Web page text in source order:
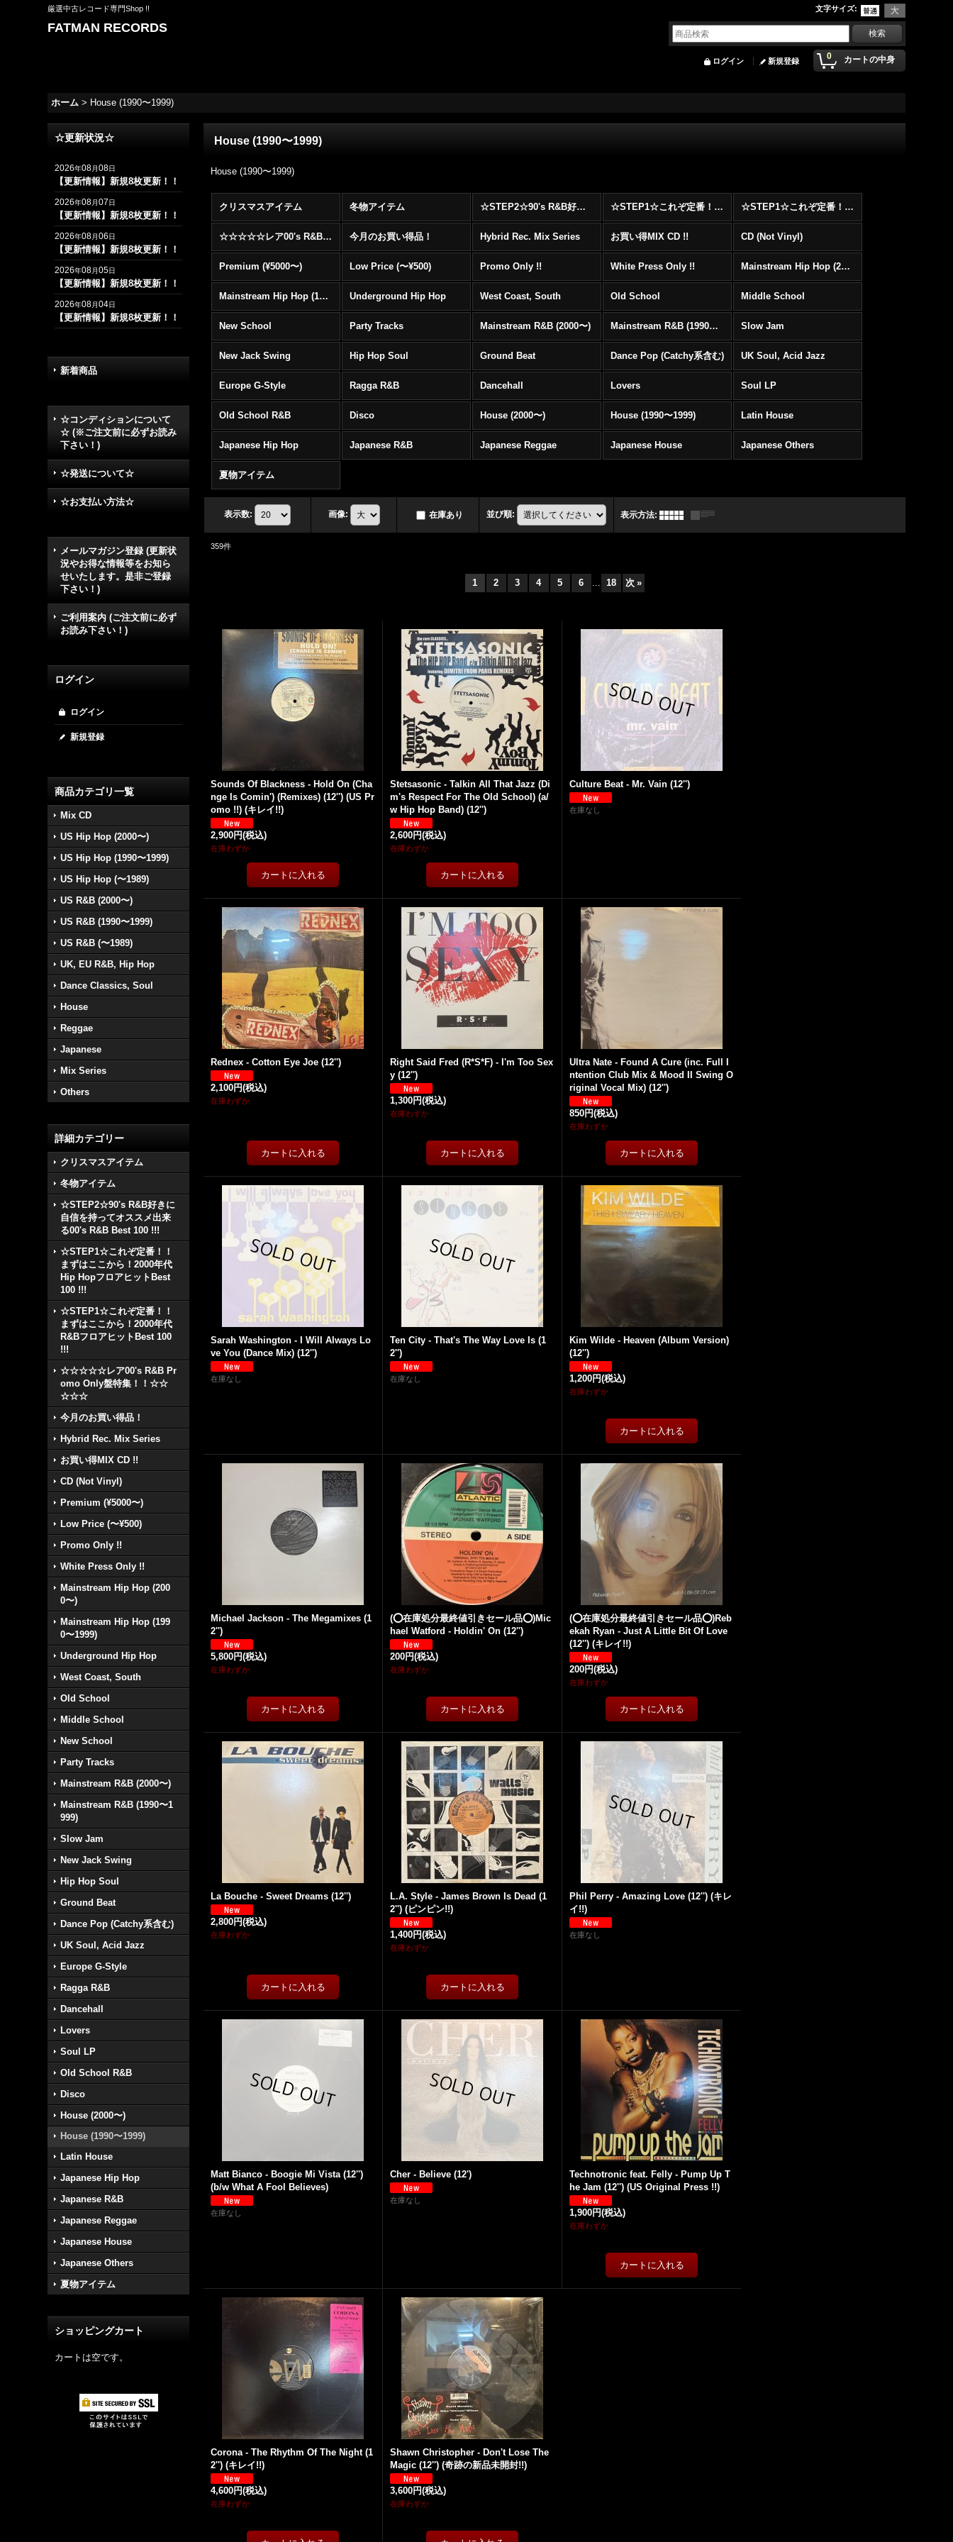
厳選中古レコード専門Shop !! 文字サイズ:
FATMAN RECORDS
0 カートの中身
ログイン 新規登録
ホーム > House (1990〜1999)
☆更新状況☆
2026年08月08日
【更新情報】新規8枚更新！！
2026年08月07日
【更新情報】新規8枚更新！！
2026年08月06日
【更新情報】新規8枚更新！！
2026年08月05日
【更新情報】新規8枚更新！！
2026年08月04日
【更新情報】新規8枚更新！！
新着商品
☆コンディションについて
☆ (※ご注文前に必ずお読み
下さい！)
☆発送について☆
☆お支払い方法☆
メールマガジン登録 (更新状
況やお得な情報等をお知ら
せいたします。是非ご登録
下さい！)
ご利用案内 (ご注文前に必ず
お読み下さい！)
ログイン
ログイン
新規登録
商品カテゴリ一覧
Mix CD
US Hip Hop (2000〜)
US Hip Hop (1990〜1999)
US Hip Hop (〜1989)
US R&B (2000〜)
US R&B (1990〜1999)
US R&B (〜1989)
UK, EU R&B, Hip Hop
Dance Classics, Soul
House
Reggae
Japanese
Mix Series
Others
詳細カテゴリー
クリスマスアイテム
冬物アイテム
☆STEP2☆90's R&B好きに
自信を持ってオススメ出来
る00's R&B Best 100 !!!
☆STEP1☆これぞ定番！！
まずはここから！2000年代
Hip HopフロアヒットBest
100 !!!
☆STEP1☆これぞ定番！！
まずはここから！2000年代
R&BフロアヒットBest 100
!!!
☆☆☆☆☆レア00's R&B Pr
omo Only盤特集！！☆☆
☆☆☆
今月のお買い得品！
Hybrid Rec. Mix Series
お買い得MIX CD !!
CD (Not Vinyl)
Premium (¥5000〜)
Low Price (〜¥500)
Promo Only !!
White Press Only !!
Mainstream Hip Hop (200
0〜)
Mainstream Hip Hop (199
0〜1999)
Underground Hip Hop
West Coast, South
Old School
Middle School
New School
Party Tracks
Mainstream R&B (2000〜)
Mainstream R&B (1990〜1
999)
Slow Jam
New Jack Swing
Hip Hop Soul
Ground Beat
Dance Pop (Catchy系含む)
UK Soul, Acid Jazz
Europe G-Style
Ragga R&B
Dancehall
Lovers
Soul LP
Old School R&B
Disco
House (2000〜)
House (1990〜1999)
Latin House
Japanese Hip Hop
Japanese R&B
Japanese Reggae
Japanese House
Japanese Others
夏物アイテム
ショッピングカート
カートは空です。
House (1990〜1999)
House (1990〜1999)
クリスマスアイテム 冬物アイテム ☆STEP2☆90's R&B好きに自信を持ってオススメ出来る00's R&B Best 100 !!! ☆STEP1☆これぞ定番！！まずはここから！2000年代Hip HopフロアヒットBest 100 !!! ☆STEP1☆これぞ定番！！まずはここから！2000年代R&BフロアヒットBest 100 !!!
☆☆☆☆☆レア00's R&B Promo Only盤特集！！☆☆☆☆☆ 今月のお買い得品！ Hybrid Rec. Mix Series お買い得MIX CD !! CD (Not Vinyl)
Premium (¥5000〜) Low Price (〜¥500) Promo Only !! White Press Only !! Mainstream Hip Hop (2000〜)
Mainstream Hip Hop (1990〜1999) Underground Hip Hop West Coast, South Old School Middle School
New School Party Tracks Mainstream R&B (2000〜) Mainstream R&B (1990〜1999) Slow Jam
New Jack Swing Hip Hop Soul Ground Beat Dance Pop (Catchy系含む) UK Soul, Acid Jazz
Europe G-Style Ragga R&B Dancehall Lovers Soul LP
Old School R&B Disco House (2000〜) House (1990〜1999) Latin House
Japanese Hip Hop Japanese R&B Japanese Reggae Japanese House Japanese Others
夏物アイテム
表示数: 画像: 在庫あり 並び順: 表示方法:
359件
1 2 3 4 5 6 ... 18 次 »
Sounds Of Blackness - Hold On (Cha
nge Is Comin') (Remixes) (12'') (US Pr
omo !!) (キレイ!!)
2,900円(税込)
在庫わずか
Stetsasonic - Talkin All That Jazz (Di
m's Respect For The Old School) (a/
w Hip Hop Band) (12'')
2,600円(税込)
在庫わずか
Culture Beat - Mr. Vain (12'')
在庫なし
Rednex - Cotton Eye Joe (12'')
2,100円(税込)
在庫わずか
Right Said Fred (R*S*F) - I'm Too Sex
y (12'')
1,300円(税込)
在庫わずか
Ultra Nate - Found A Cure (inc. Full I
ntention Club Mix & Mood II Swing O
riginal Vocal Mix) (12'')
850円(税込)
在庫わずか
Sarah Washington - I Will Always Lo
ve You (Dance Mix) (12'')
在庫なし
Ten City - That's The Way Love Is (1
2'')
在庫なし
Kim Wilde - Heaven (Album Version)
(12'')
1,200円(税込)
在庫わずか
Michael Jackson - The Megamixes (1
2'')
5,800円(税込)
在庫わずか
(⭕️在庫処分最終値引きセール品⭕️)Mic
hael Watford - Holdin' On (12'')
200円(税込)
在庫わずか
(⭕️在庫処分最終値引きセール品⭕️)Reb
ekah Ryan - Just A Little Bit Of Love
(12'') (キレイ!!)
200円(税込)
在庫わずか
La Bouche - Sweet Dreams (12'')
2,800円(税込)
在庫わずか
L.A. Style - James Brown Is Dead (1
2'') (ピンピン!!)
1,400円(税込)
在庫わずか
Phil Perry - Amazing Love (12'') (キレ
イ!!)
在庫なし
Matt Bianco - Boogie Mi Vista (12'')
(b/w What A Fool Believes)
在庫なし
Cher - Believe (12')
在庫なし
Technotronic feat. Felly - Pump Up T
he Jam (12'') (US Original Press !!)
1,900円(税込)
在庫わずか
Corona - The Rhythm Of The Night (1
2'') (キレイ!!)
4,600円(税込)
在庫わずか
Shawn Christopher - Don't Lose The
Magic (12'') (奇跡の新品未開封!!)
3,600円(税込)
在庫わずか